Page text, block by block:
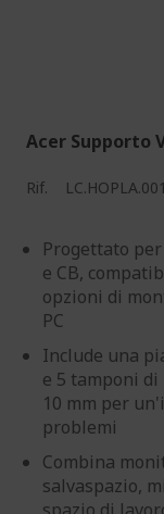
Acer Supporto
Rif. LC.HOPLA.001
Progettato
e CB,
opzioni di
PC
Include una
e 5 tamponi
10 mm per
problemi
Combina
salvaspazio,